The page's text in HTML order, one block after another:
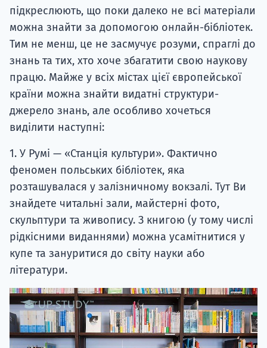
підкреслюють, що поки далеко не всі матеріали
можна знайти за допомогою онлайн-бібліотек.
Тим не менш, це не засмучує розуми, спраглі до
знань та тих, хто хоче збагатити свою наукову
працю. Майже у всіх містах цієї європейської
країни можна знайти видатні структури-
джерело знань, але особливо хочеться
виділити наступні:
1. У Румі — «Станція культури». Фактично
феномен польських бібліотек, яка
розташувалася у залізничному вокзалі. Тут Ви
знайдете читальні зали, майстерні фото,
скульптури та живопису. З книгою (у тому числі
рідкісними виданнями) можна усамітнитися у
купе та зануритися до світу науки або
літератури.